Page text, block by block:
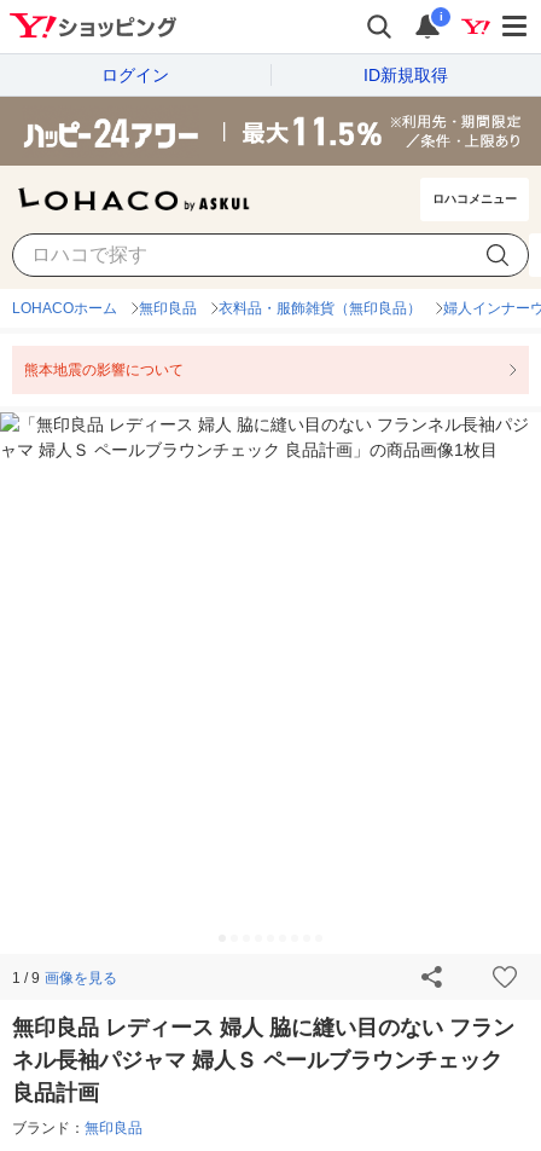
i
ログイン ID新規取得
ロハコメニュー
LOHACOホーム 無印良品 衣料品・服飾雑貨（無印良品） 婦人インナー
熊本地震の影響について
1 / 9 画像を見る
無印良品 レディース 婦人 脇に縫い目のない フラン
ネル長袖パジャマ 婦人Ｓ ペールブラウンチェック
良品計画
ブランド： 無印良品